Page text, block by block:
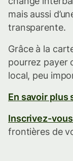
mais aussi
transparente.
Grâce à la
pourrez payer
local, peu
En savoir plus
Inscrivez-
frontières de